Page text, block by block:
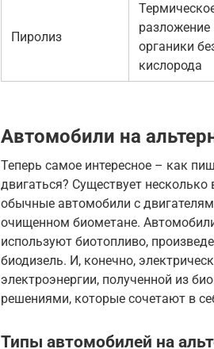
Пиролиз
разложение
органики
кислорода
Автомобили на
Теперь самое интересное – как
двигаться? Существует
обычные автомобили с
очищенном биометане.
используют биотопливо,
биодизель. И, конечно,
электроэнергии, полученной из
решениями, которые сочетают в
Типы автомобилей на